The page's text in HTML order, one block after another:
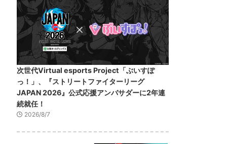
次世代Virtual esports Project「ぶいすぽ
っ！」、『ストリートファイターリーグ
JAPAN 2026』公式応援アンバサダーに2年連
続就任！
2026/8/7